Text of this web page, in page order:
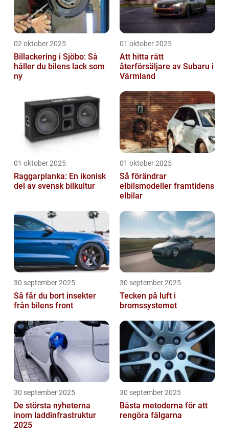
02 oktober 2025
Billackering i Sjöbo: Så
håller du bilens lack som
ny
01 oktober 2025
Att hitta rätt
återförsäljare av Subaru i
Värmland
01 oktober 2025
Raggarplanka: En ikonisk
del av svensk bilkultur
01 oktober 2025
Så förändrar
elbilsmodeller framtidens
elbilar
30 september 2025
Så får du bort insekter
från bilens front
30 september 2025
Tecken på luft i
bromssystemet
30 september 2025
De största nyheterna
inom laddinfrastruktur
2025
30 september 2025
Bästa metoderna för att
rengöra fälgarna